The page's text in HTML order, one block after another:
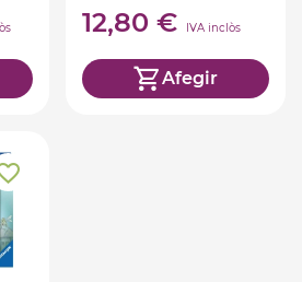
12,80 € IVA inclòs
Afegir